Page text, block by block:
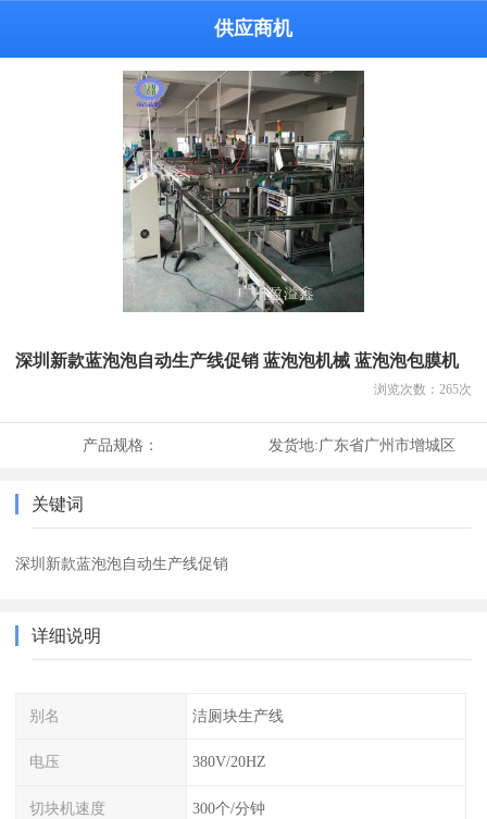
供应商机
深圳新款蓝泡泡自动生产线促销 蓝泡泡机械 蓝泡泡包膜机
浏览次数： 265次
产品规格： 发货地:广东省广州市增城区
关键词
深圳新款蓝泡泡自动生产线促销
详细说明
别名 洁厕块生产线
电压 380V/20HZ
切块机速度 300个/分钟